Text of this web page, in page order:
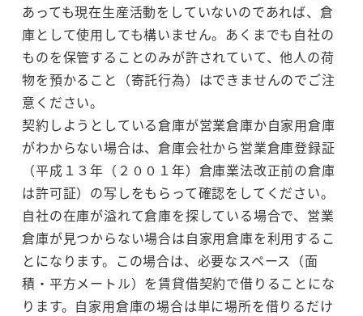
あっても現在生産活動をしていないのであれば、倉
庫として使用しても構いません。あくまでも自社の
ものを保管することのみが許されていて、他人の荷
物を預かること（寄託行為）はできませんのでご注
意ください。
契約しようとしている倉庫が営業倉庫か自家用倉庫
がわからない場合は、倉庫会社から営業倉庫登録証
（平成１３年（２００１年）倉庫業法改正前の倉庫
は許可証）の写しをもらって確認をしてください。
自社の在庫が溢れて倉庫を探している場合で、営業
倉庫が見つからない場合は自家用倉庫を利用するこ
とになります。この場合は、必要なスペース（面
積・平方メートル）を賃貸借契約で借りることにな
ります。自家用倉庫の場合は単に場所を借りるだけ